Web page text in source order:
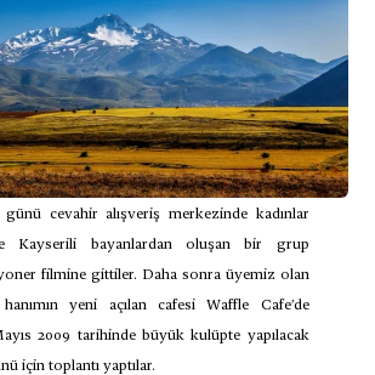
günü cevahir alışveriş merkezinde kadınlar
Kayserili bayanlardan oluşan bir grup
filmine gittiler. Daha sonra üyemiz olan
yeni açılan cafesi Waffle Cafe’de
2009 tarihinde büyük kulüpte yapılacak
için toplantı yaptılar.